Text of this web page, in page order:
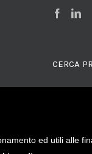
CERCA
ed utili alle